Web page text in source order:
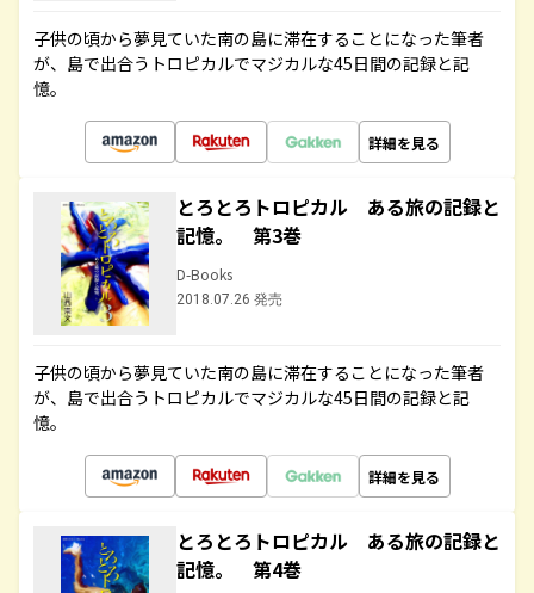
子供の頃から夢見ていた南の島に滞在することになった筆者
が、島で出合うトロピカルでマジカルな45日間の記録と記
憶。
詳細を見る
とろとろトロピカル ある旅の記録と
記憶。 第3巻
D-Books
2018.07.26 発売
子供の頃から夢見ていた南の島に滞在することになった筆者
が、島で出合うトロピカルでマジカルな45日間の記録と記
憶。
詳細を見る
とろとろトロピカル ある旅の記録と
記憶。 第4巻